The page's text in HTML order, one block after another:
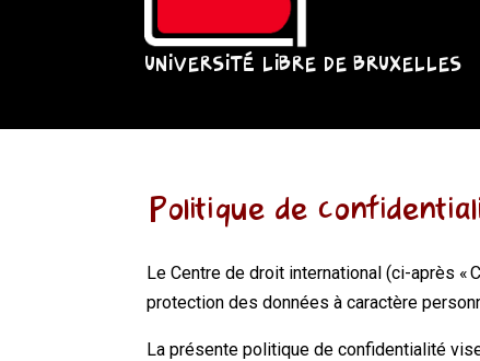
UNIVERSITÉ LIBRE DE BRUXELLES
Politique de
Le Centre de droit international (ci-après «
protection des données à caractère
La présente politique de confidentialité